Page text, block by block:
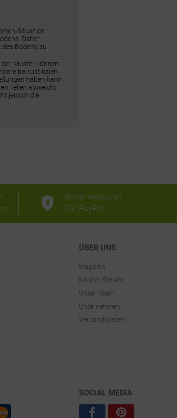
Situation
Daher
Bodens zu
Muster können
bei rustikalen
haben kann
Teilen abweicht.
jedoch die
Sicher einkaufen:
SSL,PayPal
ÜBER UNS
Magazin
Muster-Service
Unser Team
Unternehmen
Versandkosten
SOCIAL MEDIA